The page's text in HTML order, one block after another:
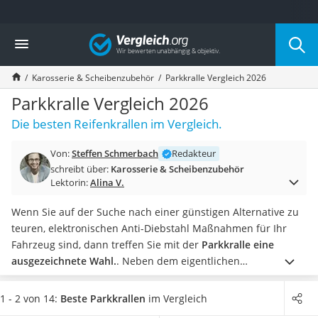
Die beliebtesten Vergleiche nach Kategorie
Auto & Motor
Fahrradträger-Anhängerkupplung (4 Fahrräder)
Fahrradträger
Fahrradträger (Anhängerkupplung)
Fahrradträger 3 Fahrräder
Benzinkanister (20 l)
Fahrradträger E-Bike
Benzinkanister
Wagenheber 3t
AGM-Batterie Wohnmobil
Thule-Fahrradträger
FM-Transmitter
Sommerreifen 205/55 R16
Autobatterie-Ladegerät
Vergleich
Karosserie & Scheibenzubehör Parkkralle Vergleich 2026
Parkkralle Vergleich 2026
Die besten Reifenkrallen im Vergleich.
Von:Steffen Schmerbach
Redakteur
schreibt über: Karosserie & Scheibenzubehör
Lektorin:Alina V.
Wenn Sie auf der Suche nach einer günstigen Alternative zu
teuren, elektronischen Anti-Diebstahl Maßnahmen für Ihr
Fahrzeug sind, dann treffen Sie mit der Parkkralle eine
ausgezeichnete Wahl.. Neben dem eigentlichen
Wegfahrschutz haben Parkkrallen mit ihren leuchtenden
Farben auch eine sehr abschreckende Wirkung auf
1 - 2 von 14: Beste Parkkrallen im Vergleich